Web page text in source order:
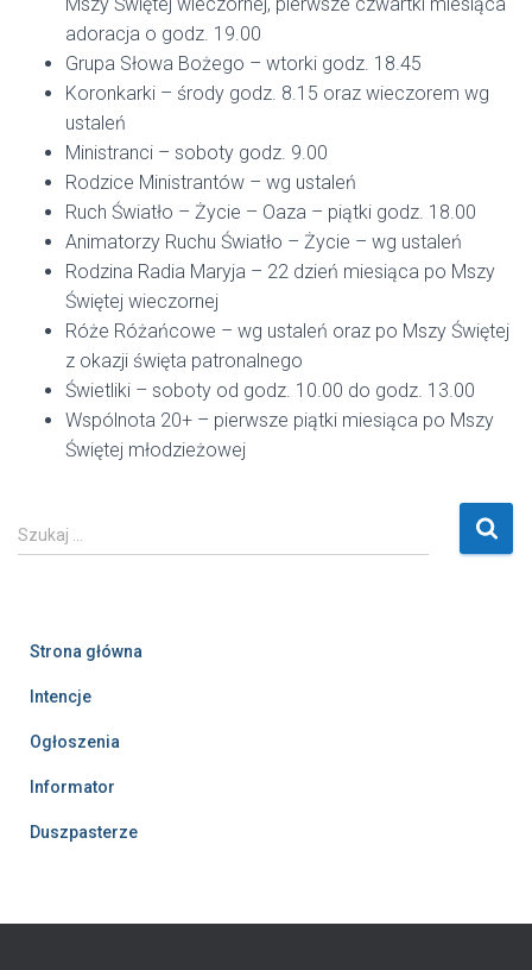
adoracja o godz. 19.00
Grupa Słowa Bożego – wtorki godz. 18.45
Koronkarki – środy godz. 8.15 oraz wieczorem wg
ustaleń
Ministranci – soboty godz. 9.00
Rodzice Ministrantów – wg ustaleń
Ruch Światło – Życie – Oaza – piątki godz. 18.00
Animatorzy Ruchu Światło – Życie – wg ustaleń
Rodzina Radia Maryja – 22 dzień miesiąca po Mszy
Świętej wieczornej
Róże Różańcowe – wg ustaleń oraz po Mszy Świętej
z okazji święta patronalnego
Świetliki – soboty od godz. 10.00 do godz. 13.00
Wspólnota 20+ – pierwsze piątki miesiąca po Mszy
Świętej młodzieżowej
S
z
Szukaj …
Strona główna
Intencje
Ogłoszenia
Informator
Duszpasterze